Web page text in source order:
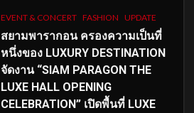
EVENT & CONCERT FASHION UPDATE
สยามพารากอน ครองความเป็นที่
หนึ่งของ LUXURY DESTINATION
จัดงาน “SIAM PARAGON THE
LUXE HALL OPENING
CELEBRATION” เปิดพื้นที่ LUXE